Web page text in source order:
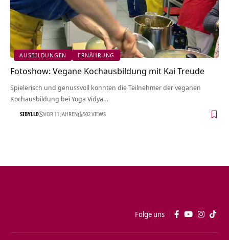
AUSBILDUNGEN ERNÄHRUNG
Fotoshow: Vegane Kochausbildung mit Kai Treude
Spielerisch und genussvoll konnten die Teilnehmer der veganen
Kochausbildung bei Yoga Vidya…
SIBYLLE VOR 11 JAHREN 502 VIEWS
Folge uns